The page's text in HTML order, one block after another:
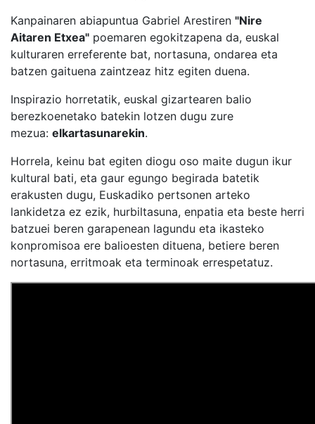
Kanpainaren abiapuntua Gabriel Arestiren "Nire
Aitaren Etxea" poemaren egokitzapena da, euskal
kulturaren erreferente bat, nortasuna, ondarea eta
batzen gaituena zaintzeaz hitz egiten duena.
Inspirazio horretatik, euskal gizartearen balio
berezkoenetako batekin lotzen dugu zure
mezua: elkartasunarekin.
Horrela, keinu bat egiten diogu oso maite dugun ikur
kultural bati, eta gaur egungo begirada batetik
erakusten dugu, Euskadiko pertsonen arteko
lankidetza ez ezik, hurbiltasuna, enpatia eta beste herri
batzuei beren garapenean lagundu eta ikasteko
konpromisoa ere balioesten dituena, betiere beren
nortasuna, erritmoak eta terminoak errespetatuz.